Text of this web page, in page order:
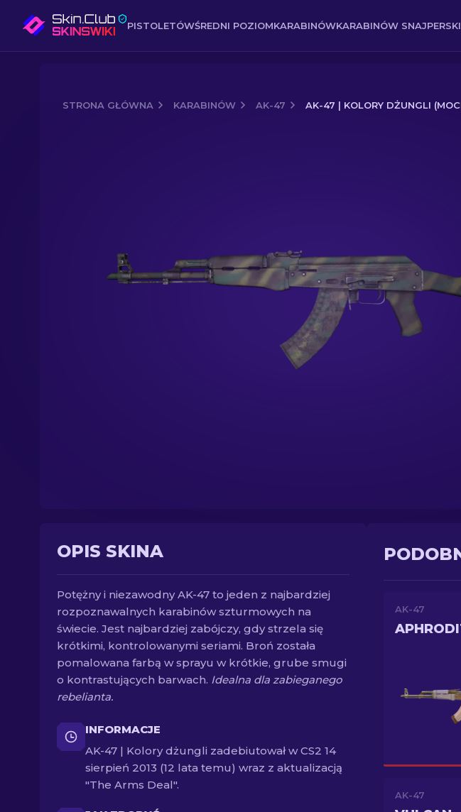
PISTOLETÓWŚREDNI POZIOMKARABINÓWKARABINÓW
STRONA GŁÓWNA KARABINÓW AK-47 AK-47 | KOLORY DŻUNGLI
OPIS SKINA
Potężny i niezawodny AK-47 to jeden z najbardziej
rozpoznawalnych karabinów szturmowych na
świecie. Jest najbardziej zabójczy, gdy strzela się
krótkimi, kontrolowanymi seriami. Broń została
pomalowana farbą w sprayu w krótkie, grube smugi
o kontrastujących barwach. Idealna dla zabieganego
rebelianta.
INFORMACJE
AK-47 | Kolory dżungli zadebiutował w CS2 14
sierpień 2013 (12 lata temu) wraz z aktualizacją
"The Arms Deal".
AK-47
AK-47